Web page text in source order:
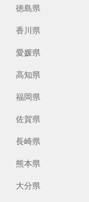
徳島県
香川県
愛媛県
高知県
福岡県
佐賀県
長崎県
熊本県
大分県